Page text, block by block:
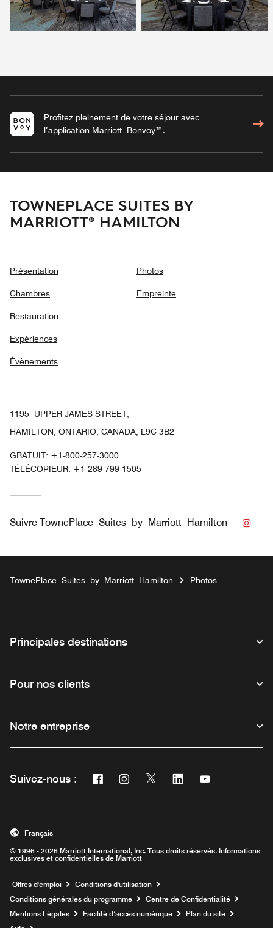
Profitez pleinement de votre séjour avec
l’application Marriott Bonvoy™.
TOWNEPLACE SUITES BY
MARRIOTT® HAMILTON
Présentation
Chambres
Restauration
Expériences
Évènements
Photos
Empreinte
1195 UPPER JAMES STREET,
HAMILTON, ONTARIO, CANADA, L9C 3B2
GRATUIT: +1-800-257-3000
TÉLÉCOPIEUR: +1 289-799-1505
Suivre TownePlace Suites by Marriott Hamilton
TownePlace Suites by Marriott Hamilton Photos
Principales destinations
Pour nos clients
Notre entreprise
Suivez-nous : Facebook
Ouvre une nouvelle fenêtre
Instagram
Ouvre une nouvelle fenêtre
Twitter
Ouvre une nouvelle fenêtre
Linkedin
Ouvre une nouvelle
Ouvre une
© 1996 - 2026 Marriott International, Inc. Tous droits réservés. Informations
exclusives et confidentielles de Marriott
Français
Offres d'emploi Ouvre une nouvelle fenêtre
Conditions d'utilisation
Conditions générales du programme
Centre de Confidentialité
Mentions Légales
Facilité d’accès numérique
Plan du site